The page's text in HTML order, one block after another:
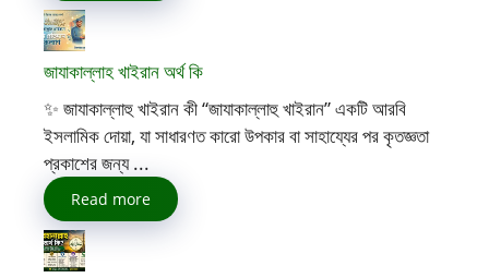
জাযাকাল্লাহ খাইরান অর্থ কি
✨ জাযাকাল্লাহু খাইরান কী “জাযাকাল্লাহু খাইরান” একটি আরবি
ইসলামিক দোয়া, যা সাধারণত কারো উপকার বা সাহায্যের পর কৃতজ্ঞতা
প্রকাশের জন্য ...
Read more